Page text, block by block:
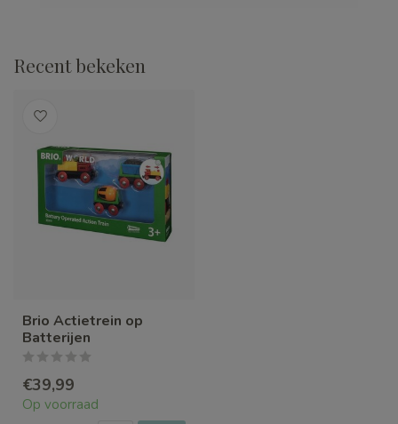
Recent bekeken
Brio Actietrein op
Batterijen
€39,99
Op voorraad